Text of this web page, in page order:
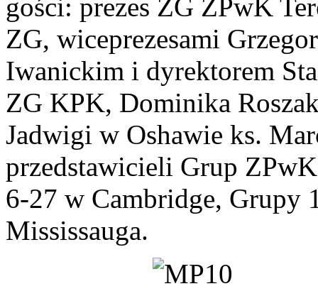
gości: prezes ZG ZPwK
ZG, wiceprezesami
Iwanickim i dyrektorem
ZG KPK, Dominika
Jadwigi w Oshawie ks.
przedstawicieli Grup
6-27 w Cambridge, Grupy
Mississauga.